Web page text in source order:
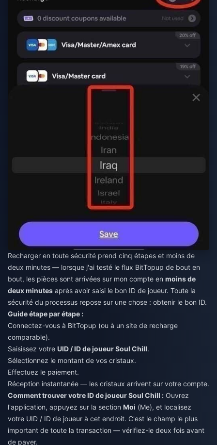
Recharger en toute sécurité prend cinq étapes et moins de
deux minutes — lorsque j'ai testé le flux BitTopup de bout en
bout, les pièces sont arrivées sur mon compte en moins de
deux minutes après avoir saisi le bon ID de joueur. Toute la
sécurité du processus repose sur une chose : obtenir le bon ID.
Guide étape par étape :
Connectez-vous à BitTopup (ou à un site de recharge
comparable).
Saisissez votre UID / ID de joueur Soul Chill.
Sélectionnez le montant de vos cristaux.
Effectuez le paiement.
Réception instantanée — les cristaux arrivent sur votre compte.
Comment trouver votre ID de joueur Soul Chill : Ouvrez
l'application, appuyez sur la section Moi (Me), et localisez
votre UID / ID de joueur à cet endroit. C'est le champ le plus
important de toute la transaction — vérifiez-le deux fois avant
de payer.